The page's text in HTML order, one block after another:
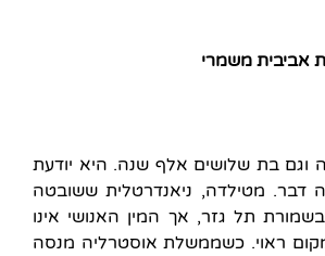
אביבית משמרי
בת שלושים אלף שנה. היא יודעת
דבר. מטילדה, ניאנדרטלית ששובטה
תל גזר, אך המין האנושי אינו
ראוי. כשממשלת אוסטרליה מנסה